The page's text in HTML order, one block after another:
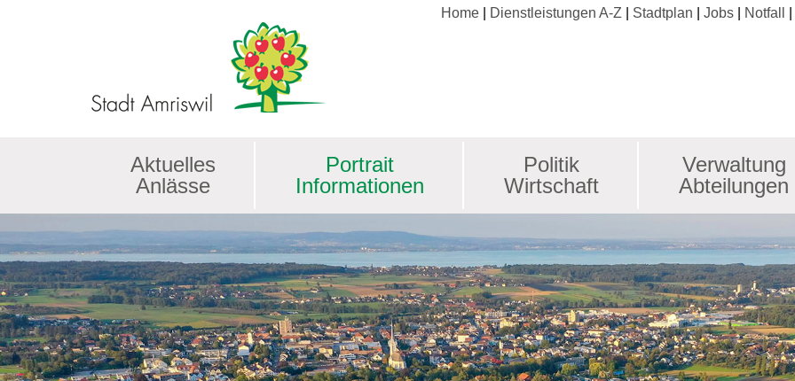
Home Dienstleistungen A-Z Stadtplan Jobs Notfall
Aktuelles
Anlässe
Portrait
Informationen
Politik
Wirtschaft
Verwaltung
Abteilungen